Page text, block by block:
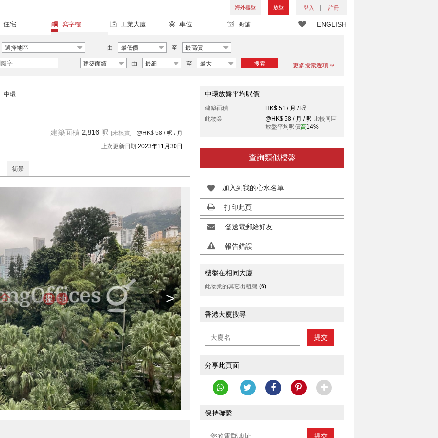
海外樓盤 放盤 登入 註冊
ENGLISH
住宅 寫字樓 工業大廈 車位 商舖
選擇地區 由 最低價 至 最高價
建築面績 由 最細 至 最大 搜索 更多搜索選項
中環
建築面積 2,816 呎 [未核實] @HK$ 58 / 呎 / 月
上次更新日期 2023年11月30日
街景
>
中環放盤平均呎價
建築面積
HK$ 51 / 月 / 呎
此物業
@HK$ 58 / 月 / 呎 比較同區
放盤平均呎價高14%
查詢類似樓盤
加入到我的心水名單
打印此頁
發送電郵給好友
報告錯誤
樓盤在相同大廈
此物業的其它出租盤 (6)
香港大廈搜尋
提交
分享此頁面
保持聯繫
提交